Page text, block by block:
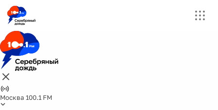
Москва 100.1 FM